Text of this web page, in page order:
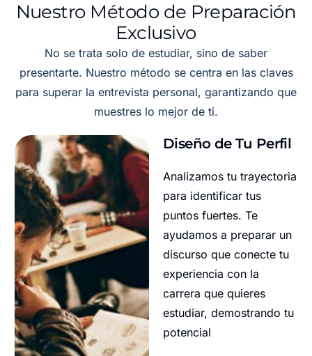
Nuestro Método de Preparación
Exclusivo
No se trata solo de estudiar, sino de saber
presentarte. Nuestro método se centra en las claves
para superar la entrevista personal, garantizando que
muestres lo mejor de ti.
Diseño de Tu Perfil
Analizamos tu trayectoria
para identificar tus
puntos fuertes. Te
ayudamos a preparar un
discurso que conecte tu
experiencia con la
carrera que quieres
estudiar, demostrando tu
potencial